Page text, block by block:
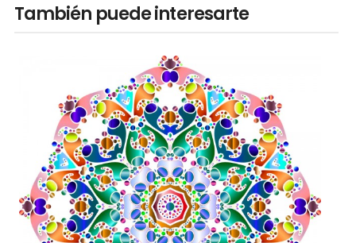
También puede interesarte